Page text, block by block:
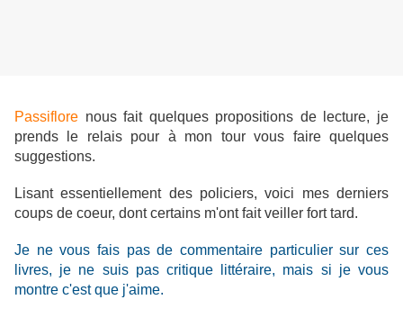
Passiflore nous fait quelques propositions de lecture, je
prends le relais pour à mon tour vous faire quelques
suggestions.
Lisant essentiellement des policiers, voici mes derniers
coups de coeur, dont certains m'ont fait veiller fort tard.
Je ne vous fais pas de commentaire particulier sur ces
livres, je ne suis pas critique littéraire, mais si je vous
montre c'est que j'aime.